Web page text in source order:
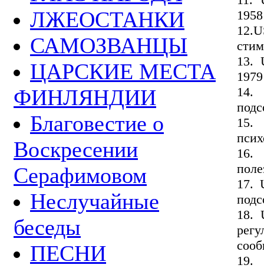
ЛЖЕОСТАНКИ
САМОЗВАНЦЫ
ЦАРСКИЕ МЕСТА
ФИНЛЯНДИИ
Благовестие о
Воскресении
Серафимовом
Неслучайные
беседы
ПЕСНИ
13.
14.
15.
16.
17.
18.
19.